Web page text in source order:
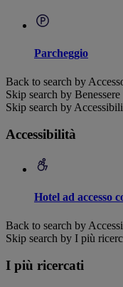
Parcheggio
Back to search by
Skip search by Benessere
Skip search by
Accessibilità
Hotel ad accesso
Back to search by
Skip search by I più
I più ricercati